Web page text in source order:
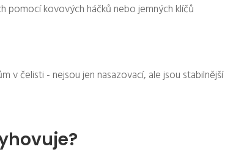
pomocí kovových háčků nebo jemných klíčů
v čelisti - nejsou jen nasazovací, ale jsou stabilnější